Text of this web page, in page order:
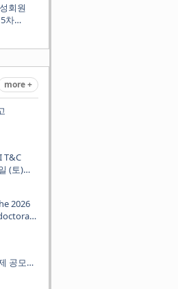
회원
차
저녁
more +
T&C
(토)
2026
Major
공모